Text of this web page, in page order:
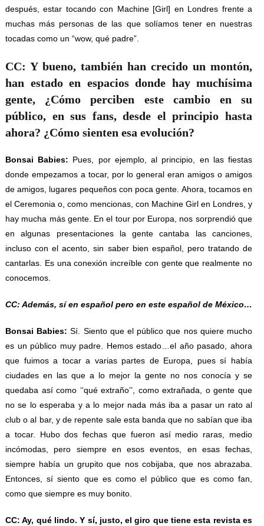
después, estar tocando con Machine [Girl] en Londres frente a
muchas más personas de las que solíamos tener en nuestras
tocadas como un “wow, qué padre”.
CC: Y bueno, también han crecido un montón,
han estado en espacios donde hay muchísima
gente, ¿Cómo perciben este cambio en su
público, en sus fans, desde el principio hasta
ahora? ¿Cómo sienten esa evolución?
Bonsai Babies: Pues, por ejemplo, al principio, en las fiestas
donde empezamos a tocar, por lo general eran amigos o amigos
de amigos, lugares pequeños con poca gente. Ahora, tocamos en
el Ceremonia o, como mencionas, con Machine Girl en Londres, y
hay mucha más gente. En el tour por Europa, nos sorprendió que
en algunas presentaciones la gente cantaba las canciones,
incluso con el acento, sin saber bien español, pero tratando de
cantarlas. Es una conexión increíble con gente que realmente no
conocemos.
CC: Además, sí en español pero en este español de México…
Bonsai Babies:Sí. Siento que el público que nos quiere mucho
es un público muy padre. Hemos estado…el año pasado, ahora
que fuimos a tocar a varias partes de Europa, pues sí había
ciudades en las que a lo mejor la gente no nos conocía y se
quedaba así como ‘‘qué extraño’’, como extrañada, o gente que
no se lo esperaba y a lo mejor nada más iba a pasar un rato al
club o al bar, y de repente sale esta banda que no sabían que iba
a tocar. Hubo dos fechas que fueron así medio raras, medio
incómodas, pero siempre en esos eventos, en esas fechas,
siempre había un grupito que nos cobijaba, que nos abrazaba.
Entonces, sí siento que es como el público que es como fan,
como que siempre es muy bonito.
CC: Ay, qué lindo. Y sí, justo, el giro que tiene esta revista es